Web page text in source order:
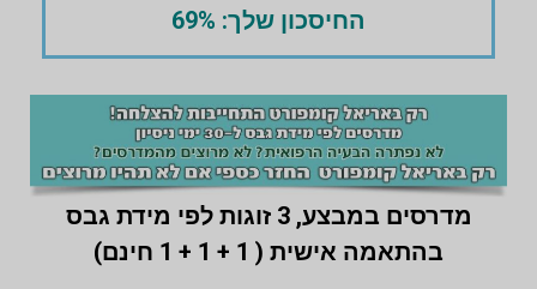
החיסכון שלך: 69%
מדרסים במבצע,
3 זוגות לפי מידת גבס
בהתאמה אישית ( 1 + 1 + 1 חינם)